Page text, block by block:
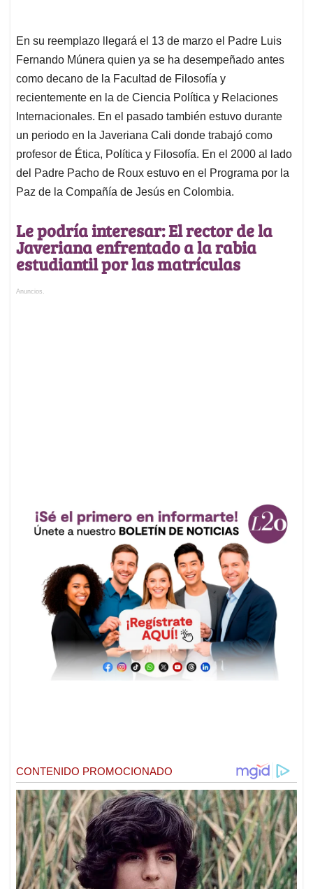
En su reemplazo llegará el 13 de marzo el Padre Luis
Fernando Múnera quien ya se ha desempeñado antes
como decano de la Facultad de Filosofía y
recientemente en la de Ciencia Política y Relaciones
Internacionales. En el pasado también estuvo durante
un periodo en la Javeriana Cali donde trabajó como
profesor de Ética, Política y Filosofía. En el 2000 al lado
del Padre Pacho de Roux estuvo en el Programa por la
Paz de la Compañía de Jesús en Colombia.
Le podría interesar: El rector de la
Javeriana enfrentado a la rabia
estudiantil por las matrículas
Anuncios.